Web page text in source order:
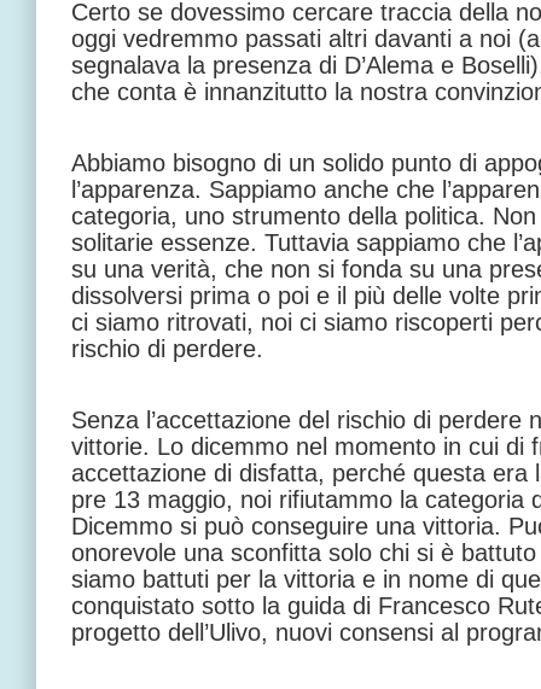
Certo se dovessimo cercare traccia della
oggi vedremmo passati altri davanti a noi
segnalava la presenza di D’Alema e
che conta è innanzitutto la nostra
Abbiamo bisogno di un solido punto di
l’apparenza. Sappiamo anche che
categoria, uno strumento della politica.
solitarie essenze. Tuttavia sappiamo che
su una verità, che non si fonda su una
dissolversi prima o poi e il più delle volte
ci siamo ritrovati, noi ci siamo riscoperti
rischio di perdere.
Senza l’accettazione del rischio di perdere
vittorie. Lo dicemmo nel momento in cui di
accettazione di disfatta, perché questa era
pre 13 maggio, noi rifiutammo la categoria
Dicemmo si può conseguire una vittoria.
onorevole una sconfitta solo chi si è
siamo battuti per la vittoria e in nome di
conquistato sotto la guida di Francesco
progetto dell’Ulivo, nuovi consensi al